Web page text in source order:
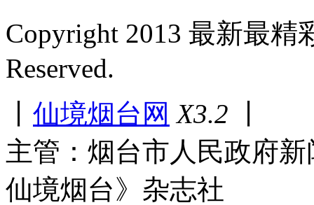
Copyright 2013 最新最
Reserved.
仙境烟台网 X3.2
主管：烟台市人民政府
仙境烟台》杂志社